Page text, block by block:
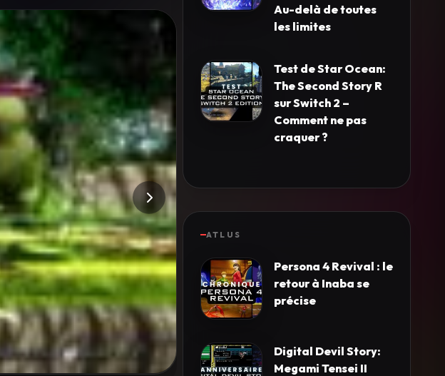
Au-delà de toutes
les limites
Test de Star Ocean:
The Second Story R
sur Switch 2 –
Comment ne pas
craquer ?
ATLUS
Persona 4 Revival : le
retour à Inaba se
précise
Digital Devil Story:
Megami Tensei II